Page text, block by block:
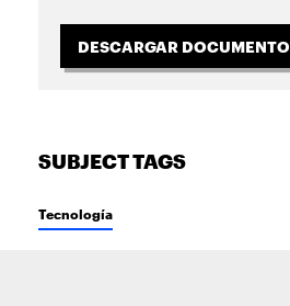
DESCARGAR DOCUMENTO
SUBJECT TAGS
Tecnología